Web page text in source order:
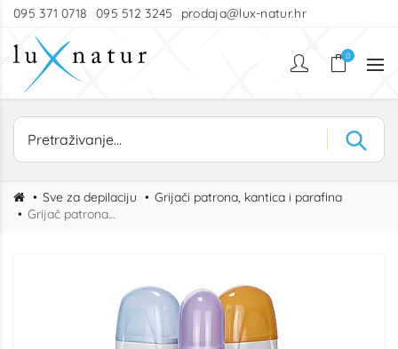
095 371 0718 095 512 3245 prodaja@lux-natur.hr
0
Sve za depilaciju
Grijači patrona, kantica i parafina
Grijač patrona trostruki W003